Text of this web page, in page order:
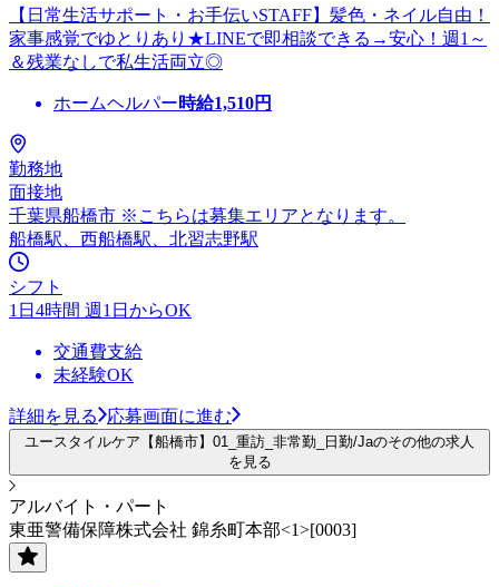
【日常生活サポート・お手伝いSTAFF】髪色・ネイル自由！
家事感覚でゆとりあり★LINEで即相談できる→安心！週1～
＆残業なしで私生活両立◎
ホームヘルパー時給1,510円
勤務地
面接地
千葉県船橋市 ※こちらは募集エリアとなります。
船橋駅、西船橋駅、北習志野駅
シフト
1日4時間 週1日からOK
交通費支給
未経験OK
詳細を見る 応募画面に進む
ユースタイルケア【船橋市】01_重訪_非常勤_日勤/Jaのその他の求人
を見る
アルバイト・パート
東亜警備保障株式会社 錦糸町本部<1>[0003]